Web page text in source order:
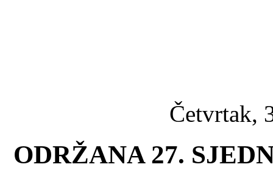
Četvrtak,
ODRŽANA 27.